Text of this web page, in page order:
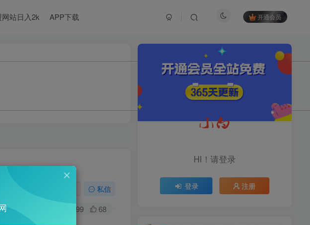
网站日入2k APP下载 开通会员
私信
699 68
1.2W+人已阅读
育儿教学教培新玩法，AI生成教学视频，
市场大，操作简单，变现天花板...
TOP1
频用AI全搞定，一天5张+不
是问题，每天只需10分钟
midjourney新手入门教程：
人人都是AI艺术家，新手小
HI！请登录
登录 注册